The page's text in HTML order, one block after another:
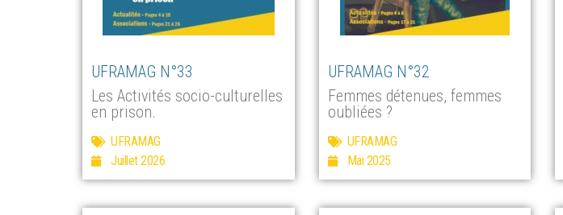
UFRAMAG N°33
Les Activités socio-culturelles
en prison.
UFRAMAG
Juillet 2026
UFRAMAG N°32
Femmes détenues, femmes
oubliées ?
UFRAMAG
Mai 2025